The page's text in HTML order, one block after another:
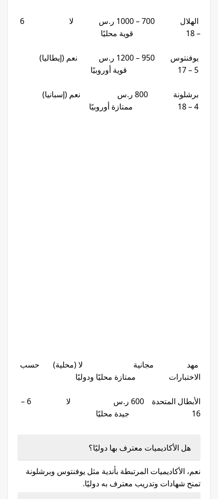
الهلال 700 – 1000 ر.س لا 6
– 18 قوية محليًا
يوفنتوس 950 – 1200 ر.س نعم (إيطاليا)
برشلونة 800 ر.س نعم (إسبانيا)
مهد مجانية لا (محلية) حسب
الاختبارات ممتازة محليًا ودوليًا
الأبطال المتحدة 600 ر.س لا 6 –
16 جيدة محليًا
هل الأكاديميات معترف بها دوليًا؟
نعم، الأكاديميات المرتبطة بأندية مثل يوفنتوس وبرشلونة
تمنح شهادات وتدريب معترف به دوليًا.